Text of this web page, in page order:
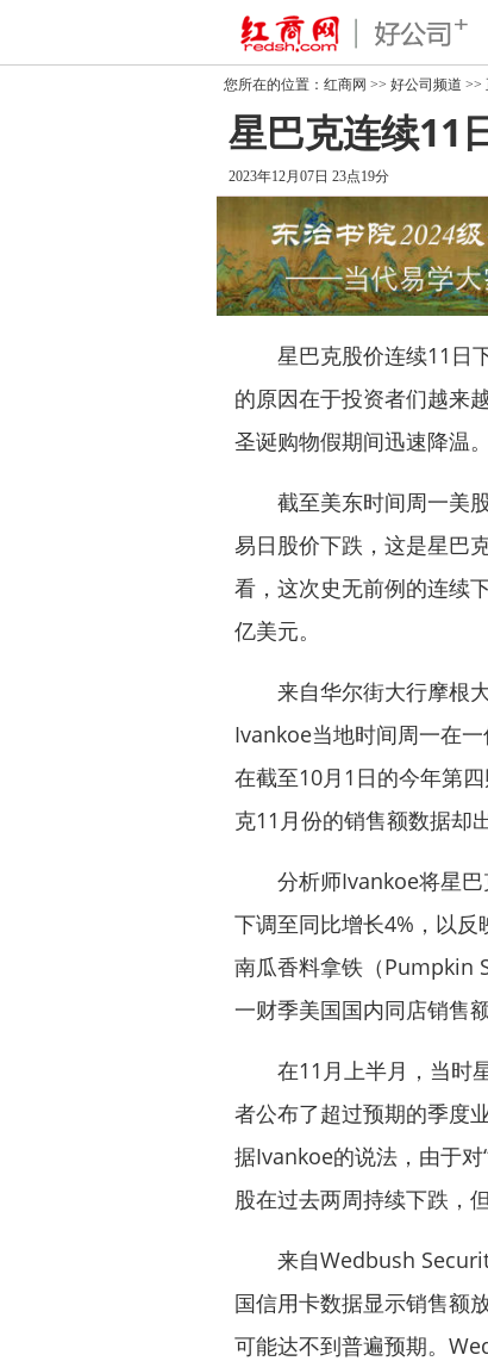
您所在的位置： 红商网 >> 好公司频道 >>
星巴克连续11
2023年12月07日 23点19分
星巴克股价连续11日
的原因在于投资者们越来
圣诞购物假期间迅速降温。
截至美东时间周一美股
易日股价下跌，这是星巴
看，这次史无前例的连续
亿美元。
来自华尔街大行摩根
Ivankoe当地时间周一在
在截至10月1日的今年第
克11月份的销售额数据却
分析师Ivankoe将星巴
下调至同比增长4%，以
南瓜香料拿铁（Pumpkin
一财季美国国内同店销售
在11月上半月，当时星
者公布了超过预期的季度
据Ivankoe的说法，由于
股在过去两周持续下跌，
来自Wedbush
国信用卡数据显示销售额
可能达不到普遍预期。